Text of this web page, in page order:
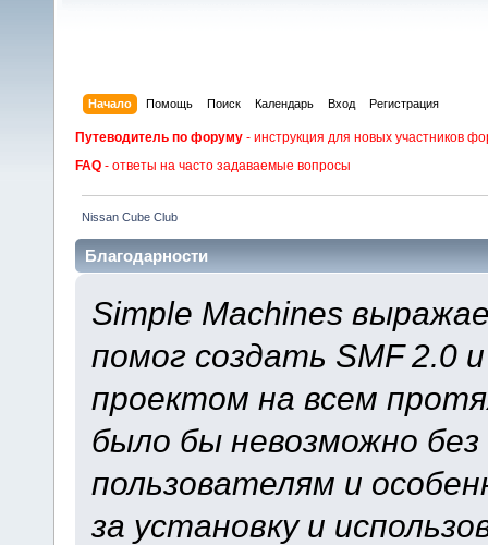
Начало Помощь Поиск Календарь Вход Регистрация
Путеводитель по форуму - инструкция для новых участников
FAQ - ответы на часто задаваемые вопросы
Nissan Cube Club
Благодарности
Simple Machines
помог создать SMF 2.0
проектом на всем
было бы невозможно
пользователям и
за установку и